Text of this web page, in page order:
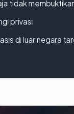
tidak
privasi
di luar negara